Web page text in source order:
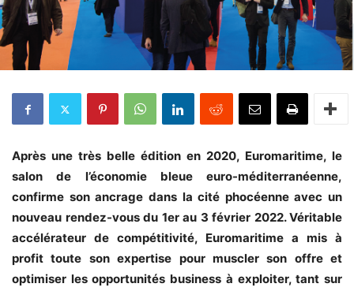
Après une très belle édition en 2020, Euromaritime, le
salon de l’économie bleue euro-méditerranéenne,
confirme son ancrage dans la cité phocéenne avec un
nouveau rendez-vous du 1er au 3 février 2022. Véritable
accélérateur de compétitivité, Euromaritime a mis à
profit toute son expertise pour muscler son offre et
optimiser les opportunités business à exploiter, tant sur